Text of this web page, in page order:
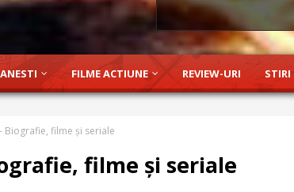
FILME ACTIUNE REVIEW-URI STIRI
Biografie, filme și seriale
filme și seriale